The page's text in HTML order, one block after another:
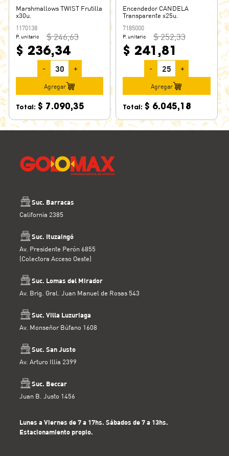
Marshmallows TWIST Frutilla
x30u.
1170138
P. unitario $ 246,63
$ 236,34
- +
Agregar
Total: $ 7.090,35
Encendedor CANDELA
Transparente x25u.
7185000
P. unitario $ 252,33
$ 241,81
- +
Agregar
Total: $ 6.045,18
Suc. Barracas
California 2385
Suc. Ituzaingó
Av. Presidente Perón 6855
(Colectora Acceso Oeste)
Suc. Lomas del Mirador
Av. Brig. Gral. Juan Manuel de Rosas 543
Suc. Villa Luzuriaga
Av. Monseñor Búfano 1608
Suc. San Justo
Av. Arturo Illia 2399
Suc. Beccar
Juan B. Justo 1456
Lunes a Viernes de 7 a 17hs. Sábados de 7 a 13hs.
Estacionamiento propio.